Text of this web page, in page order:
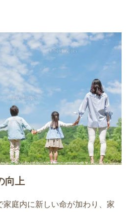
向上
家庭内に新しい命が加わり、家